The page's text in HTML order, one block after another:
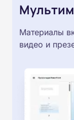
Материалы
видео и